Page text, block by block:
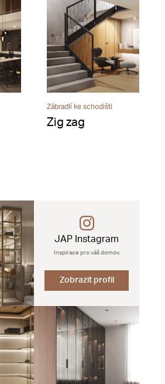
Zábradlí ke schodišti
Zig zag
JAP Instagram
Inspirace pro váš domov.
Zobrazit profil